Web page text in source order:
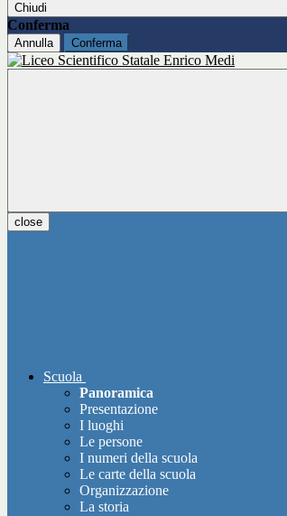
Chiudi
Conferma
Annulla Conferma
close
Scuola
Panoramica
Presentazione
I luoghi
Le persone
I numeri della scuola
Le carte della scuola
Organizzazione
La storia